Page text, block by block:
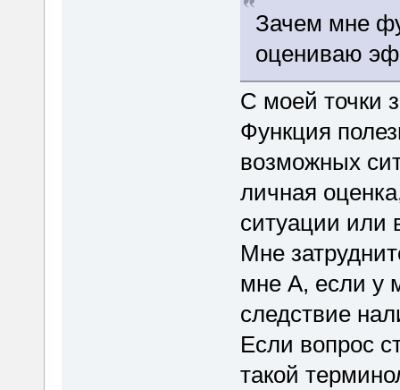
Зачем мне
оцениваю
С моей точки
Функция
возможных
личная
ситуации или
Мне
мне А, если у
следствие
Если вопрос
такой